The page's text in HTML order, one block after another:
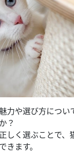
力や選び方につい
？
しく選ぶことで、
きます。